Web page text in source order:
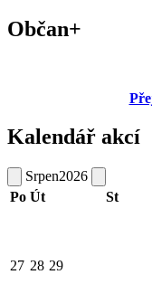
Občan+
Kalendář akcí
Srpen2026
Po Út St
27 28 29